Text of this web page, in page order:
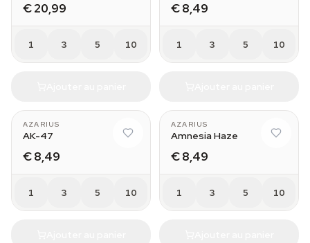
€ 20,99
1 3 5 10
€ 8,49
1 3 5 10
AZARIUS
AK-47
€ 8,49
1 3 5 10
AZARIUS
Amnesia Haze
€ 8,49
1 3 5 10